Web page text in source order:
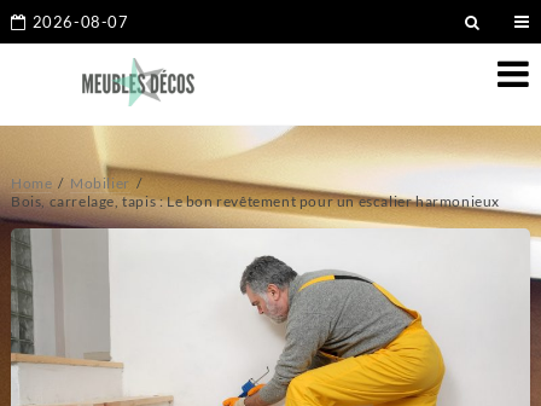
2026-08-07
Home
Mobilier
Bois, carrelage, tapis : Le bon revêtement pour un escalier harmonieux